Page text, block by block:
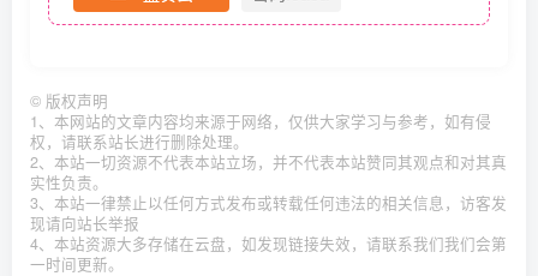
© 版权声明
1、本网站的文章内容均来源于网络，仅供大家学习与参考，如有侵
权，请联系站长进行删除处理。
2、本站一切资源不代表本站立场，并不代表本站赞同其观点和对其真
实性负责。
3、本站一律禁止以任何方式发布或转载任何违法的相关信息，访客发
现请向站长举报
4、本站资源大多存储在云盘，如发现链接失效，请联系我们我们会第
一时间更新。